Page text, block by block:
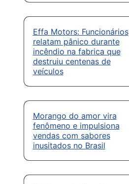
Effa Motors: Funcionários
relatam pânico durante
incêndio na fabrica que
destruiu centenas de
veículos
Morango do amor vira
fenômeno e impulsiona
vendas com sabores
inusitados no Brasil